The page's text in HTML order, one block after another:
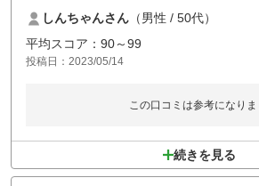
つも、OB後詰まっているのに、2球づつ打つし
ればまだしも！まて、しっかり、OBのときは、
そんなことするから、後が詰まるんや！若い人
ったが、誰も、マナーを教えんから、好き勝手
しんちゃんさん （男性 / 50代）
平均スコア：90～99
投稿日：2023/05/14
この口コミは参考になりま
続きを見る